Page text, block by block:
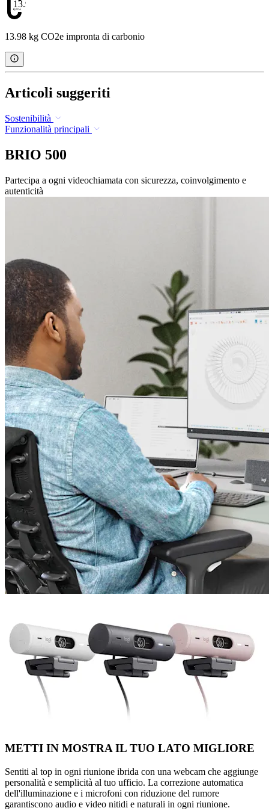
13.98
13.98 kg CO2e impronta di carbonio
Articoli suggeriti
Sostenibilità
Funzionalità principali
BRIO 500
Partecipa a ogni videochiamata con sicurezza, coinvolgimento e
autenticità
METTI IN MOSTRA IL TUO LATO MIGLIORE
Sentiti al top in ogni riunione ibrida con una webcam che aggiunge
personalità e semplicità al tuo ufficio. La correzione automatica
dell'illuminazione e i microfoni con riduzione del rumore
garantiscono audio e video nitidi e naturali in ogni riunione.